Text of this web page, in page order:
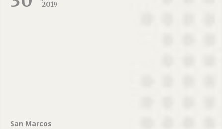
2019
San Marcos